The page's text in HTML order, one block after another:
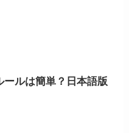
ールは簡単？日本語版